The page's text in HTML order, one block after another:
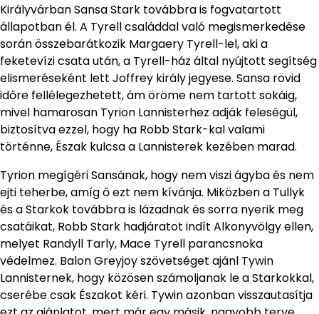
Királyvárban Sansa Stark továbbra is fogvatartott
állapotban él. A Tyrell családdal való megismerkedése
során összebarátkozik Margaery Tyrell-lel, aki a
feketevízi csata után, a Tyrell-ház által nyújtott segítség
elismeréseként lett Joffrey király jegyese. Sansa rövid
időre fellélegezhetett, ám öröme nem tartott sokáig,
mivel hamarosan Tyrion Lannisterhez adják feleségül,
biztosítva ezzel, hogy ha Robb Stark-kal valami
történne, Észak kulcsa a Lannisterek kezében marad.
Tyrion megígéri Sansának, hogy nem viszi ágyba és nem
ejti teherbe, amíg ő ezt nem kívánja. Miközben a Tullyk
és a Starkok továbbra is lázadnak és sorra nyerik meg
csatáikat, Robb Stark hadjáratot indít Alkonyvölgy ellen,
melyet Randyll Tarly, Mace Tyrell parancsnoka
védelmez. Balon Greyjoy szövetséget ajánl Tywin
Lannisternek, hogy közösen számoljanak le a Starkokkal,
cserébe csak Északot kéri. Tywin azonban visszautasítja